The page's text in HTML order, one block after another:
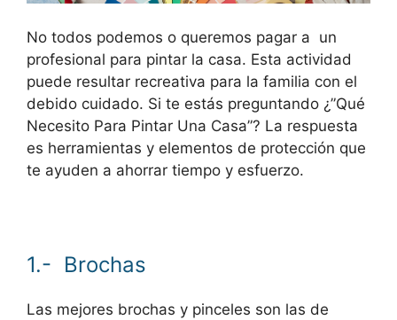
No todos podemos o queremos pagar a un
profesional para pintar la casa. Esta actividad
puede resultar recreativa para la familia con el
debido cuidado. Si te estás preguntando ¿”Qué
Necesito Para Pintar Una Casa”? La respuesta
es herramientas y elementos de protección que
te ayuden a ahorrar tiempo y esfuerzo.
1.- Brochas
Las mejores brochas y pinceles son las de